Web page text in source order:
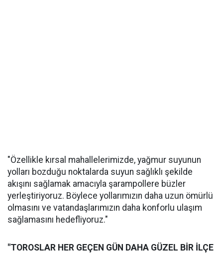
"Özellikle kırsal mahallelerimizde, yağmur suyunun
yolları bozduğu noktalarda suyun sağlıklı şekilde
akışını sağlamak amacıyla şarampollere büzler
yerleştiriyoruz. Böylece yollarımızın daha uzun ömürlü
olmasını ve vatandaşlarımızın daha konforlu ulaşım
sağlamasını hedefliyoruz."
"TOROSLAR HER GEÇEN GÜN DAHA GÜZEL BİR İLÇE